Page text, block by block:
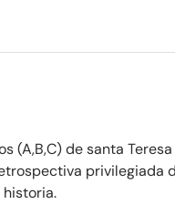
(A,B,C) de santa
privilegiada